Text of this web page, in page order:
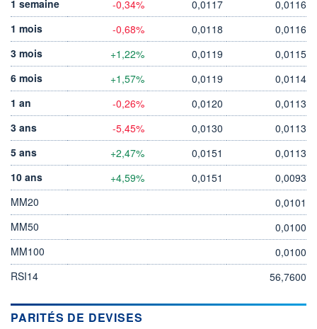
1 semaine
-0,34% 0,0117
0,0116
1 mois
-0,68% 0,0118
0,0116
3 mois
+1,22% 0,0119
0,0115
6 mois
+1,57% 0,0119
0,0114
1 an
-0,26% 0,0120
0,0113
3 ans
-5,45% 0,0130
0,0113
5 ans
+2,47% 0,0151
0,0113
10 ans
+4,59% 0,0151
0,0093
MM20
0,0101
MM50
0,0100
MM100
0,0100
RSI14
56,7600
PARITÉS DE DEVISES